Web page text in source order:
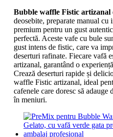
Bubble waffle Fistic artizanal
deosebite, preparate manual cu
premium pentru un gust
perfectă. Aceste vafe cu bule
gust intens de fistic, care va
deserturi rafinate. Fiecare vafă
artizanal, garantând o
Crează deserturi rapide și
waffle Fistic artizanal, ideal
cafenele care doresc să adauge
în meniuri.